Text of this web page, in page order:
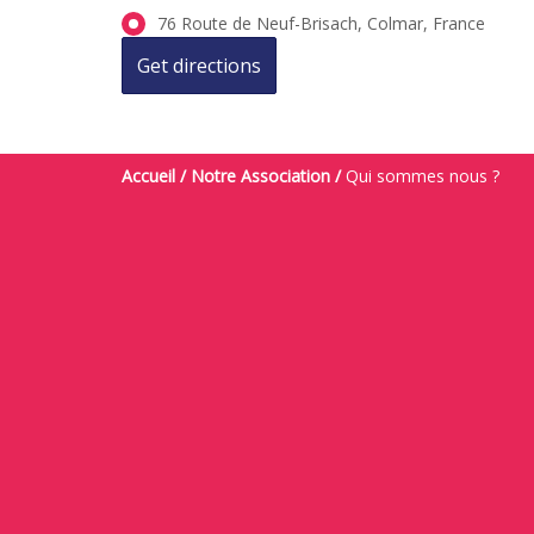
76 Route de Neuf-Brisach, Colmar, France
Accueil / Notre Association /Qui sommes nous ?